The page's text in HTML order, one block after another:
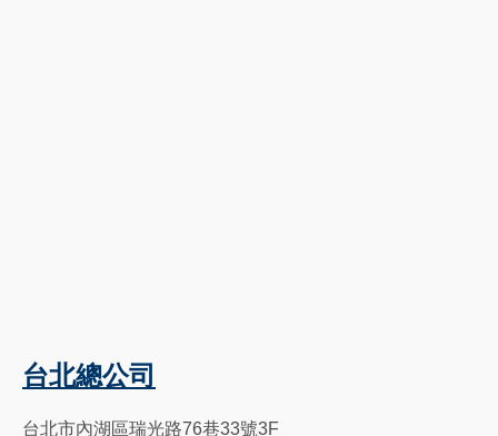
台北總公司
台北市內湖區瑞光路76巷33號3F